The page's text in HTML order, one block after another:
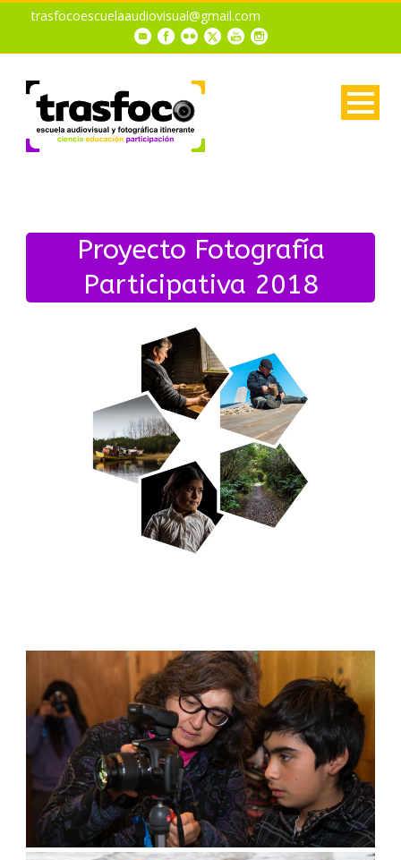
trasfocoescuelaaudiovisual@gmail.com
Proyecto Fotografía
Participativa 2018